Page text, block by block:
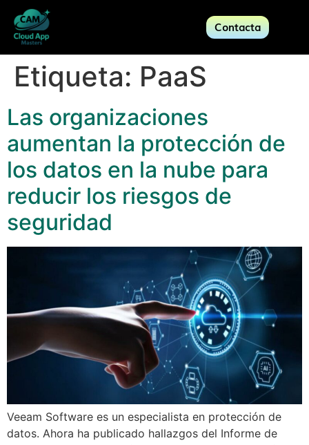
Contacta
Etiqueta: PaaS
Las organizaciones
aumentan la protección de
los datos en la nube para
reducir los riesgos de
seguridad
Veeam Software es un especialista en protección de
datos. Ahora ha publicado hallazgos del Informe de